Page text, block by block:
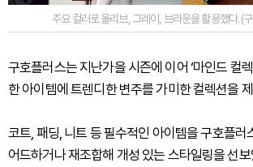
주요 컬러로 올리브, 그레이, 브라운을 활용했다. (
구호플러스는 지난가을 시즌에 이어 ‘마인드 컬
한 아이템에 트렌디한 변주를 가미한 컬렉션을
코트, 패딩, 니트 등 필수적인 아이템을 구호플러
어드하거나 재조합해 개성 있는 스타일링을 선